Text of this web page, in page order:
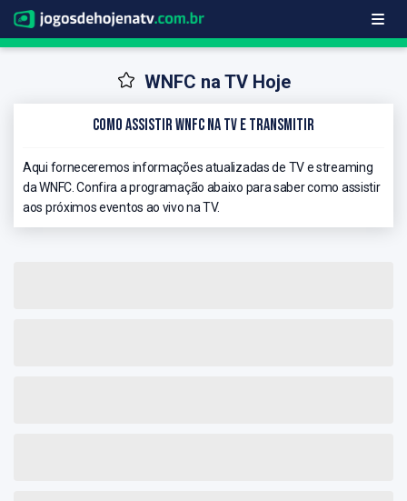
WNFC na TV Hoje
Como Assistir WNFC na TV e Transmitir
Aqui forneceremos informações atualizadas de TV e streaming
da WNFC. Confira a programação abaixo para saber como assistir
aos próximos eventos ao vivo na TV.